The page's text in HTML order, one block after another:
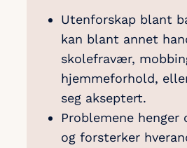
Utenforskap blant
kan blant annet
skolefravær,
hjemmeforhold,
seg akseptert.
Problemene henger
og forsterker